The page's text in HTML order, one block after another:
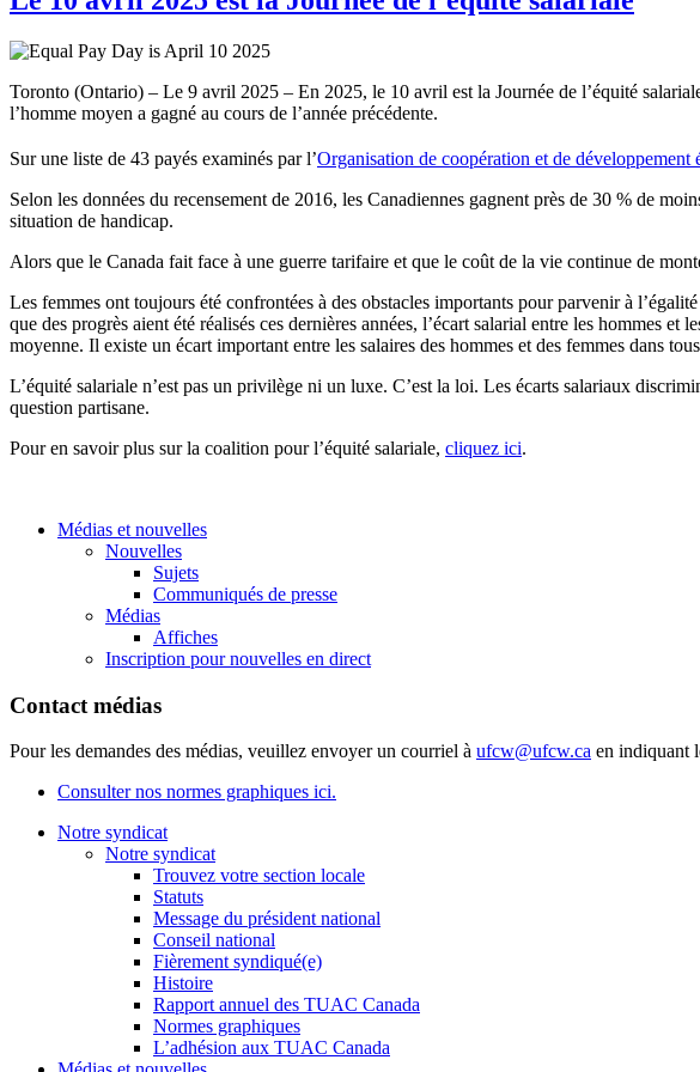
Toronto (Ontario) – Le 9 avril 2025 – En 2025, le 10 avril est la Journée de l’équité
l’homme moyen a gagné au cours de l’année précédente.
Sur une liste de 43 payés examinés par l’Organisation de coopération et de
Selon les données du recensement de 2016, les Canadiennes gagnent près de 30 % de
situation de handicap.
Alors que le Canada fait face à une guerre tarifaire et que le coût de la vie continue de
Les femmes ont toujours été confrontées à des obstacles importants pour parvenir à
que des progrès aient été réalisés ces dernières années, l’écart salarial entre les hommes
moyenne. Il existe un écart important entre les salaires des hommes et des femmes dans
L’équité salariale n’est pas un privilège ni un luxe. C’est la loi. Les écarts salariaux
question partisane.
Pour en savoir plus sur la coalition pour l’équité salariale, cliquez ici.
Médias et nouvelles
Nouvelles
Sujets
Communiqués de presse
Médias
Affiches
Inscription pour nouvelles en direct
Contact médias
Pour les demandes des médias, veuillez envoyer un courriel à ufcw@ufcw.ca en indiquant
Consulter nos normes graphiques ici.
Notre syndicat
Notre syndicat
Trouvez votre section locale
Statuts
Message du président national
Conseil national
Fièrement syndiqué(e)
Histoire
Rapport annuel des TUAC Canada
Normes graphiques
L’adhésion aux TUAC Canada